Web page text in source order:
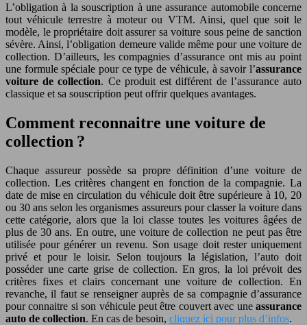
L’obligation à la souscription à une assurance automobile concerne
tout véhicule terrestre à moteur ou VTM. Ainsi, quel que soit le
modèle, le propriétaire doit assurer sa voiture sous peine de sanction
sévère. Ainsi, l’obligation demeure valide même pour une voiture de
collection. D’ailleurs, les compagnies d’assurance ont mis au point
une formule spéciale pour ce type de véhicule, à savoir l’assurance
voiture de collection. Ce produit est différent de l’assurance auto
classique et sa souscription peut offrir quelques avantages.
Comment reconnaitre une voiture de
collection ?
Chaque assureur possède sa propre définition d’une voiture de
collection. Les critères changent en fonction de la compagnie. La
date de mise en circulation du véhicule doit être supérieure à 10, 20
ou 30 ans selon les organismes assureurs pour classer la voiture dans
cette catégorie, alors que la loi classe toutes les voitures âgées de
plus de 30 ans. En outre, une voiture de collection ne peut pas être
utilisée pour générer un revenu. Son usage doit rester uniquement
privé et pour le loisir. Selon toujours la législation, l’auto doit
posséder une carte grise de collection. En gros, la loi prévoit des
critères fixes et clairs concernant une voiture de collection. En
revanche, il faut se renseigner auprès de sa compagnie d’assurance
pour connaitre si son véhicule peut être couvert avec une assurance
auto de collection. En cas de besoin, cliquez ici pour plus d’infos.